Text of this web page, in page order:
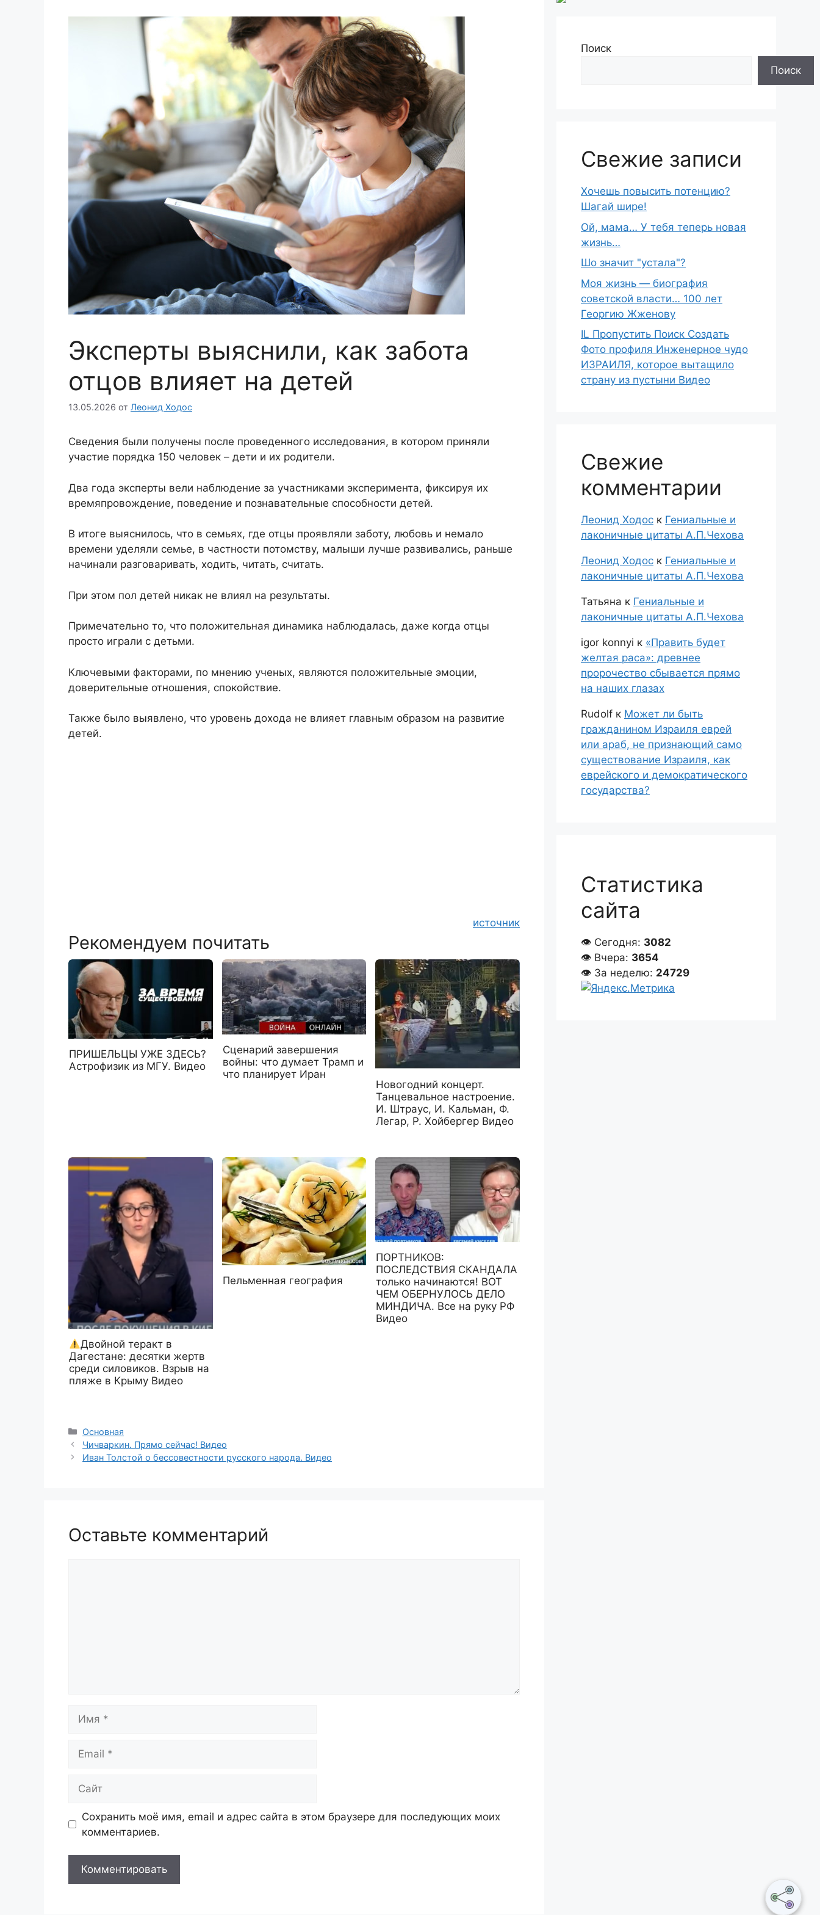
Эксперты выяснили, как забота
отцов влияет на детей
13.05.2026 от Леонид Ходос
Сведения были получены после проведенного исследования, в котором приняли
участие порядка 150 человек – дети и их родители.
Два года эксперты вели наблюдение за участниками эксперимента, фиксируя их
времяпровождение, поведение и познавательные способности детей.
В итоге выяснилось, что в семьях, где отцы проявляли заботу, любовь и немало
времени уделяли семье, в частности потомству, малыши лучше развивались, раньше
начинали разговаривать, ходить, читать, считать.
При этом пол детей никак не влиял на результаты.
Примечательно то, что положительная динамика наблюдалась, даже когда отцы
просто играли с детьми.
Ключевыми факторами, по мнению ученых, являются положительные эмоции,
доверительные отношения, спокойствие.
Также было выявлено, что уровень дохода не влияет главным образом на развитие
детей.
источник
Рекомендуем почитать
ПРИШЕЛЬЦЫ УЖЕ ЗДЕСЬ?
Астрофизик из МГУ. Видео
Сценарий завершения
войны: что думает Трамп и
что планирует Иран
Новогодний концерт.
Танцевальное настроение.
И. Штраус, И. Кальман, Ф.
Легар, Р. Хойбергер Видео
Двойной теракт в
Дагестане: десятки жертв
среди силовиков. Взрыв на
пляже в Крыму Видео
Пельменная география
ПОРТНИКОВ:
ПОСЛЕДСТВИЯ СКАНДАЛА
только начинаются! ВОТ
ЧЕМ ОБЕРНУЛОСЬ ДЕЛО
МИНДИЧА. Все на руку РФ
Видео
Рубрики
Основная
Чичваркин. Прямо сейчас! Видео
Иван Толстой о бессовестности русского народа. Видео
Оставьте комментарий
Сохранить моё имя, email и адрес сайта в этом браузере для последующих моих
комментариев.
Поиск
Поиск
Свежие записи
Хочешь повысить потенцию?
Шагай шире!
Ой, мама… У тебя теперь новая
жизнь…
Шо знaчит "устaла"?
Моя жизнь — биография
советской власти… 100 лет
Георгию Жженову
IL Пропустить Поиск Создать
Фото профиля Инженерное чудо
ИЗРАИЛЯ, которое вытащило
страну из пустыни Видео
Свежие
комментарии
Леонид Ходос к Гениальные и
лаконичные цитаты А.П.Чехова
Леонид Ходос к Гениальные и
лаконичные цитаты А.П.Чехова
Татьяна к Гениальные и
лаконичные цитаты А.П.Чехова
igor konnyi к «Править будет
желтая раса»: древнее
пророчество сбывается прямо
на наших глазах
Rudolf к Может ли быть
гражданином Израиля еврей
или араб, не признающий само
существование Израиля, как
еврейского и демократического
государства?
Статистика
сайта
👁 Сегодня: 3082
👁 Вчера: 3654
👁 За неделю: 24729